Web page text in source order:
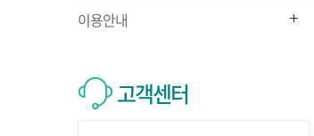
이용안내
고객센터